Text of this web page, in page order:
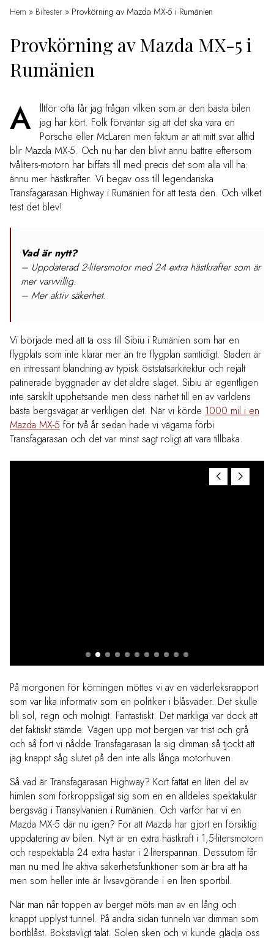
Hem » Biltester » Provkörning av Mazda MX-5 i Rumänien
Provkörning av Mazda MX-5 i
Rumänien
A
lltför ofta får jag frågan vilken som är den bästa bilen
jag har kört. Folk förväntar sig att det ska vara en
Porsche eller McLaren men faktum är att mitt svar alltid
blir Mazda MX-5. Och nu har den blivit ännu bättre eftersom
tvåliters-motorn har biffats till med precis det som alla vill ha:
ännu mer hästkrafter. Vi begav oss till legendariska
Transfagarasan Highway i Rumänien för att testa den. Och vilket
test det blev!
Vad är nytt?
– Uppdaterad 2-litersmotor med 24 extra hästkrafter som är
mer varvvillig.
– Mer aktiv säkerhet.
Vi började med att ta oss till Sibiu i Rumänien som har en
flygplats som inte klarar mer än tre flygplan samtidigt. Staden är
en intressant blandning av typisk öststatsarkitektur och rejält
patinerade byggnader av det äldre slaget. Sibiu är egentligen
inte särskilt upphetsande men dess närhet till en av världens
bästa bergsvägar är verkligen det. När vi körde 1000 mil i en
Mazda MX-5 för två år sedan hade vi vägarna förbi
Transfagarasan och det var minst sagt roligt att vara tillbaka.
På morgonen för körningen möttes vi av en väderleksrapport
som var lika informativ som en politiker i blåsväder. Det skulle
bli sol, regn och molnigt. Fantastiskt. Det märkliga var dock att
det faktiskt stämde. Vägen upp mot bergen var trist och grå
och så fort vi nådde Transfagarasan la sig dimman så tjockt att
jag knappt såg slutet på den inte alls långa motorhuven.
Så vad är Transfagarasan Highway? Kort fattat en liten del av
himlen som förkroppsligat sig som en en alldeles spektakulär
bergsväg i Transylvanien i Rumänien. Och varför har vi en
Mazda MX-5 där nu igen? För att Mazda har gjort en försiktig
uppdatering av bilen. Nytt är en extra hästkraft i 1,5-litersmotorn
och respektabla 24 extra hästar i 2-literspannan. Dessutom får
man nu med lite aktiva säkerhetsfunktioner som är bra att ha
men som heller inte är livsavgörande i en liten sportbil.
När man når toppen av berget möts man av en lång och
knappt upplyst tunnel. På andra sidan tunneln var dimman som
bortblåst. Bokstavligt talat. Solen sken och vi kunde glädja oss